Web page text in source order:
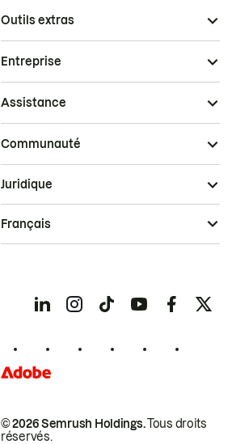
Outils extras
Entreprise
Assistance
Communauté
© 2026 Semrush Holdings.Tous droits
réservés.
Juridique
Français